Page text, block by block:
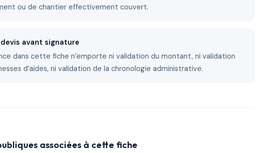
ou de chantier effectivement couvert.
avant signature
dans cette fiche n’emporte ni validation du montant, ni validation
d’aides, ni validation de la chronologie administrative.
associées à cette fiche